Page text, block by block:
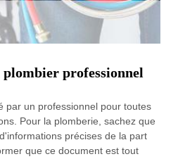
professionnel
par un professionnel pour toutes
Pour la plomberie, sachez que
précises de la part
que ce document est tout